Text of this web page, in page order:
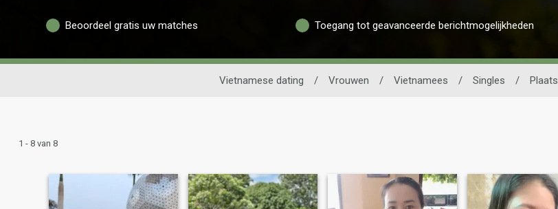
Beoordeel gratis uw matches Toegang tot geavanceerde berichtmogelijkheden
Vietnamese dating / Vrouwen / Vietnamees / Singles / Plaats
1 - 8 van 8